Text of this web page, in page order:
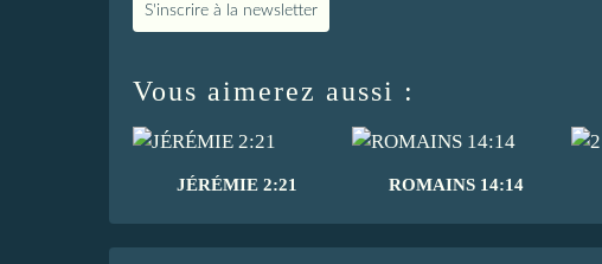
S'inscrire à la newsletter
Vous aimerez aussi :
JÉRÉMIE 2:21 ROMAINS 14:14